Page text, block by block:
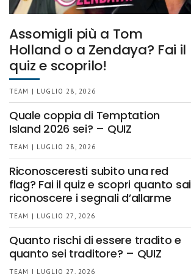
Assomigli più a Tom
Holland o a Zendaya? Fai il
quiz e scoprilo!
TEAM | LUGLIO 28, 2026
Quale coppia di Temptation
Island 2026 sei? – QUIZ
TEAM | LUGLIO 28, 2026
Riconosceresti subito una red
flag? Fai il quiz e scopri quanto sai
riconoscere i segnali d’allarme
TEAM | LUGLIO 27, 2026
Quanto rischi di essere tradito e
quanto sei traditore? – QUIZ
TEAM | LUGLIO 27, 2026